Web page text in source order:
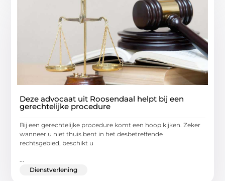
Deze advocaat uit Roosendaal helpt bij een
gerechtelijke procedure
Bij een gerechtelijke procedure komt een hoop kijken. Zeker
wanneer u niet thuis bent in het desbetreffende
rechtsgebied, beschikt u
Dienstverlening